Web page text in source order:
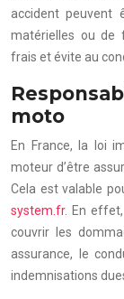
accident peuvent
matérielles ou de
frais et évite au
moto
En France, la loi
moteur d’être
Cela est valable
system.fr. En
couvrir les
assurance, le
indemnisations